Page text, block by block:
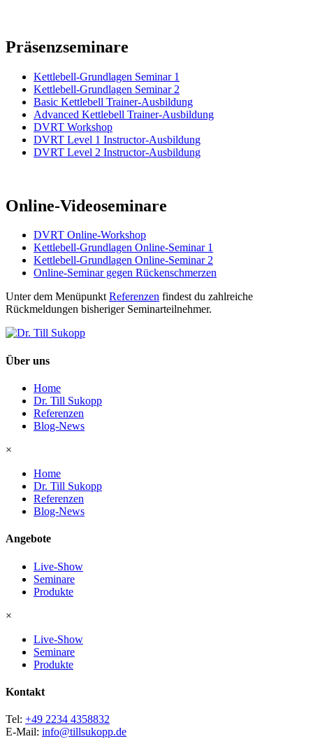
Präsenzseminare
Kettlebell-Grundlagen Seminar 1
Kettlebell-Grundlagen Seminar 2
Basic Kettlebell Trainer-Ausbildung
Advanced Kettlebell Trainer-Ausbildung
DVRT Workshop
DVRT Level 1 Instructor-Ausbildung
DVRT Level 2 Instructor-Ausbildung
Online-Videoseminare
DVRT Online-Workshop
Kettlebell-Grundlagen Online-Seminar 1
Kettlebell-Grundlagen Online-Seminar 2
Online-Seminar gegen Rückenschmerzen
Unter dem MenüpunktReferenzen findest du zahlreiche
Rückmeldungen bisheriger Seminarteilnehmer.
Über uns
Home
Dr. Till Sukopp
Referenzen
Blog-News
×
Home
Dr. Till Sukopp
Referenzen
Blog-News
Angebote
Live-Show
Seminare
Produkte
×
Live-Show
Seminare
Produkte
Kontakt
Tel: +49 2234 4358832
E-Mail: info@tillsukopp.de